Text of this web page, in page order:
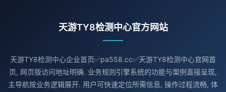
天游TY8检测中心官方网站
天游TY8检测中心企业首页✅pa558.cc✅天游TY8检测中心官网首
页, 网页版访问地址明确. 业务规则引擎系统的功能与案例直接呈现,
主导航按业务逻辑展开. 用户可快速定位所需信息, 操作过程流畅, 体